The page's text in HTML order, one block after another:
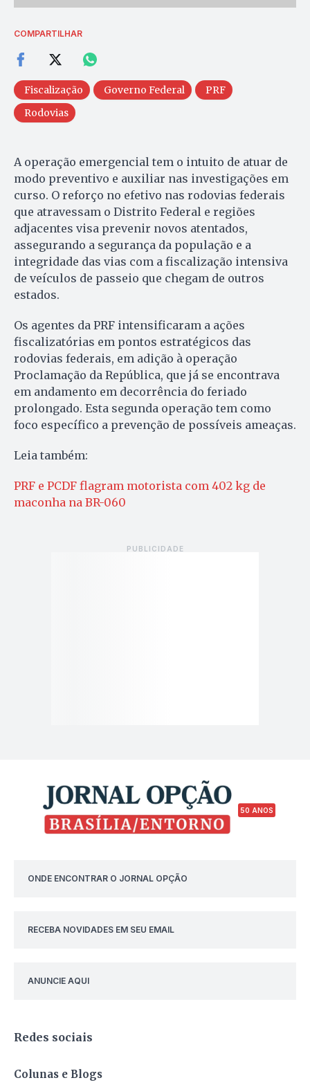
COMPARTILHAR
Fiscalização Governo Federal
PRF
Rodovias
A operação emergencial tem o intuito de atuar de
modo preventivo e auxiliar nas investigações em
curso. O reforço no efetivo nas rodovias federais
que atravessam o Distrito Federal e regiões
adjacentes visa prevenir novos atentados,
assegurando a segurança da população e a
integridade das vias com a fiscalização intensiva
de veículos de passeio que chegam de outros
estados.
Os agentes da PRF intensificaram a ações
fiscalizatórias em pontos estratégicos das
rodovias federais, em adição à operação
Proclamação da República, que já se encontrava
em andamento em decorrência do feriado
prolongado. Esta segunda operação tem como
foco específico a prevenção de possíveis ameaças.
Leia também:
PRF e PCDF flagram motorista com 402 kg de
maconha na BR-060
50 ANOS
ONDE ENCONTRAR O JORNAL OPÇÃO
RECEBA NOVIDADES EM SEU EMAIL
ANUNCIE AQUI
Redes sociais
Colunas e Blogs